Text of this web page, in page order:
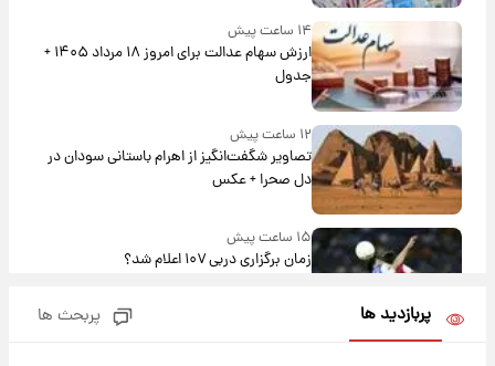
۱۴ ساعت پیش
ارزش سهام عدالت برای امروز ۱۸ مرداد ۱۴۰۵ +
جدول
۱۲ ساعت پیش
تصاویر شگفت‌انگیز از اهرام باستانی سودان در
دل صحرا + عکس
۱۵ ساعت پیش
زمان برگزاری دربی ۱۰۷ اعلام شد؟
پربازدید ها پربحث ها